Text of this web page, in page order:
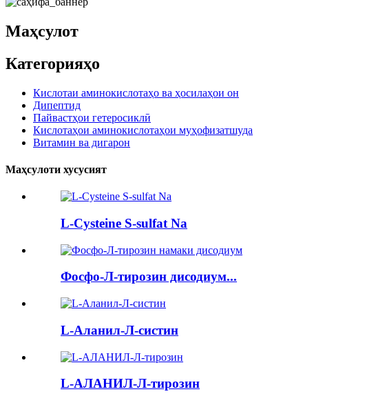
Маҳсулот
Категорияҳо
Кислотаи аминокислотаҳо ва ҳосилаҳои он
Дипептид
Пайвастҳои гетеросиклӣ
Кислотаҳои аминокислотаҳои муҳофизатшуда
Витамин ва дигарон
Маҳсулоти хусусият
L-Cysteine ​​S-sulfat Na
Фосфо-Л-тирозин дисодиум...
L-Аланил-Л-систин
L-АЛАНИЛ-Л-тирозин